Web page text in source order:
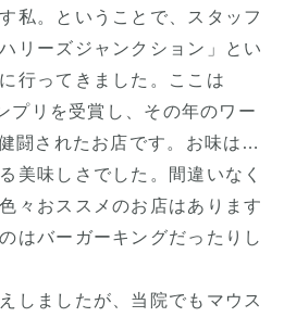
私。ということで、スタッフ
リーズジャンクション」とい
行ってきました。ここは
プリを受賞し、その年のワー
闘されたお店です。お味は…
美味しさでした。間違いなく
々おススメのお店はあります
はバーガーキングだったりし
しましたが、当院でもマウス